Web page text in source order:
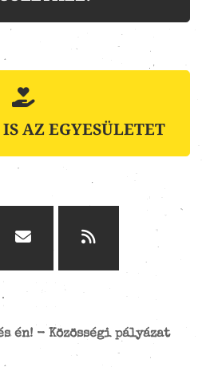
AZ EGYESÜLETET
én! - Közösségi pályázat